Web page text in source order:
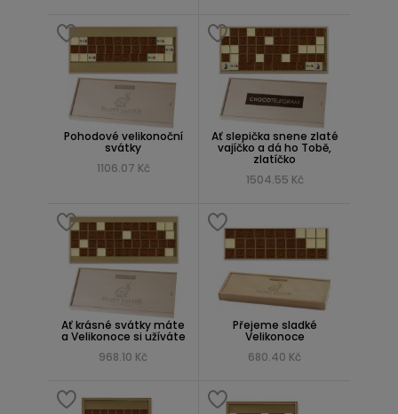
Pohodové velikonoční
svátky
1106.07 Kč
Ať slepička snene zlaté
vajíčko a dá ho Tobě,
zlatíčko
1504.55 Kč
Ať krásné svátky máte
a Velikonoce si užíváte
968.10 Kč
Přejeme sladké
Velikonoce
680.40 Kč